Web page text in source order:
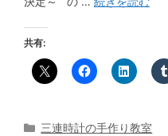
共有:
カ
三連時計の手作り教室